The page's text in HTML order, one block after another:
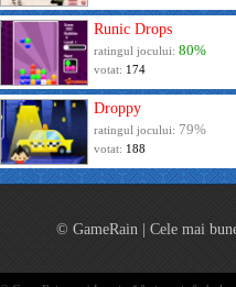
Runic Drops
ratingul jocului: 80%
votat: 174
Droppy
ratingul jocului: 79%
votat: 188
© GameRain | Cele mai